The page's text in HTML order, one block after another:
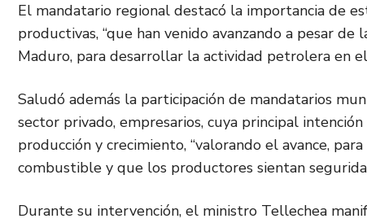
El mandatario regional destacó la importancia de
productivas, “que han venido avanzando a pesar
Maduro, para desarrollar la actividad petrolera en el
Saludó además la participación de mandatarios
sector privado, empresarios, cuya principal
producción y crecimiento, “valorando el avance,
combustible y que los productores sientan
Durante su intervención, el ministro Tellechea